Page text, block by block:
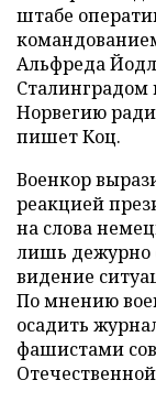
штабе
Альфреда
Сталинградом
Норвегию
пишет Коц.
Военкор
реакцией
на слова
лишь дежурно
видение
По мнению
осадить
фашистами